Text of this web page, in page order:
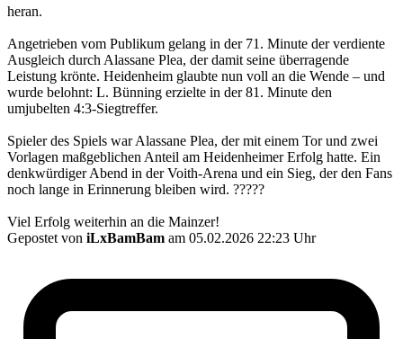
heran.
Angetrieben vom Publikum gelang in der 71. Minute der verdiente
Ausgleich durch Alassane Plea, der damit seine überragende
Leistung krönte. Heidenheim glaubte nun voll an die Wende – und
wurde belohnt: L. Bünning erzielte in der 81. Minute den
umjubelten 4:3-Siegtreffer.
Spieler des Spiels war Alassane Plea, der mit einem Tor und zwei
Vorlagen maßgeblichen Anteil am Heidenheimer Erfolg hatte. Ein
denkwürdiger Abend in der Voith-Arena und ein Sieg, der den Fans
noch lange in Erinnerung bleiben wird. ?????
Viel Erfolg weiterhin an die Mainzer!
Gepostet von iLxBamBam am 05.02.2026 22:23 Uhr